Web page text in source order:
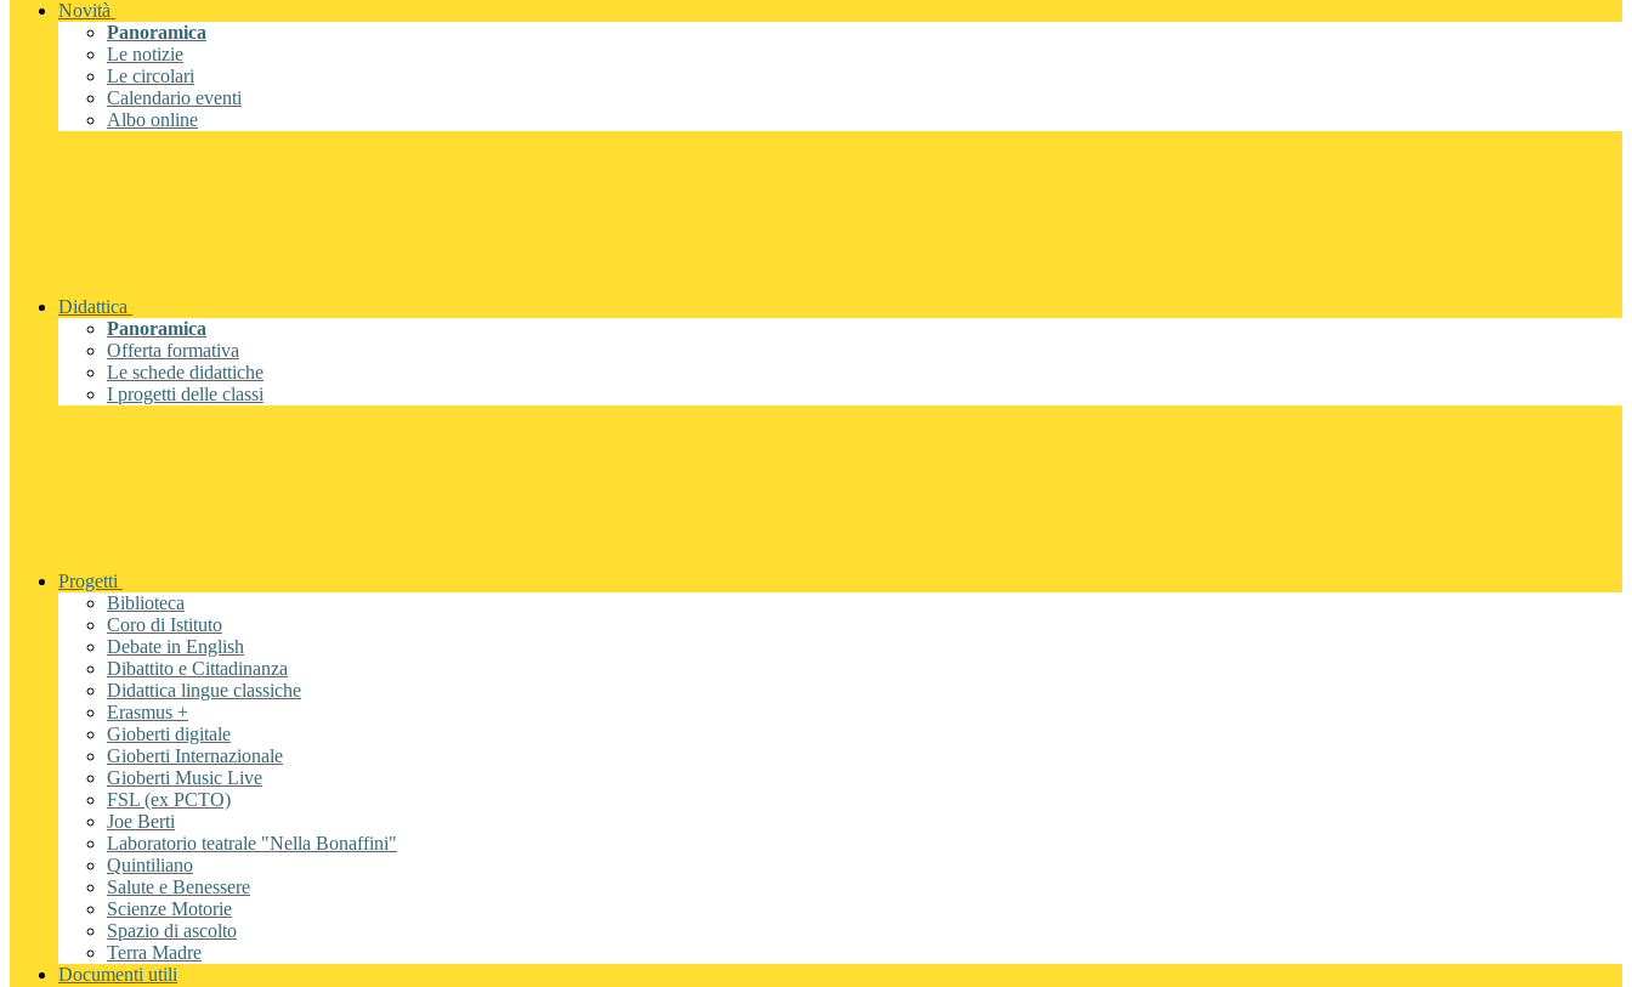
Novità
Panoramica
Le notizie
Le circolari
Calendario eventi
Albo online
Didattica
Panoramica
Offerta formativa
Le schede didattiche
I progetti delle classi
Progetti
Biblioteca
Coro di Istituto
Debate in English
Dibattito e Cittadinanza
Didattica lingue classiche
Erasmus +
Gioberti digitale
Gioberti Internazionale
Gioberti Music Live
FSL (ex PCTO)
Joe Berti
Laboratorio teatrale "Nella Bonaffini"
Quintiliano
Salute e Benessere
Scienze Motorie
Spazio di ascolto
Terra Madre
Documenti utili